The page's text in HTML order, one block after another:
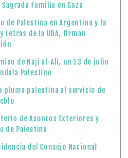
Familia en Gaza
de Palestina en Argentina y la
Letras de la UBA, firman
de Nají al-Ali, un 13 de julio
Palestino
pluma palestina al servicio de
de Asuntos Exteriores y
de Palestina
del Consejo Nacional